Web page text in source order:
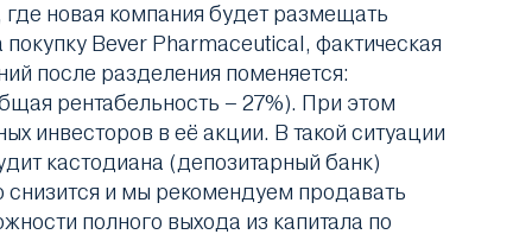
новая компания будет размещать
Bever Pharmaceutical, фактическая
после разделения поменяется:
рентабельность – 27%). При этом
инвесторов в её акции. В такой ситуации
кастодиана (депозитарный банк)
и мы рекомендуем продавать
полного выхода из капитала по